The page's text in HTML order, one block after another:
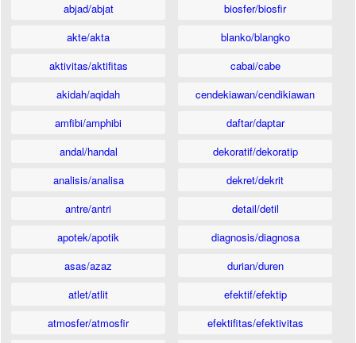
abjad/abjat
akte/akta
aktivitas/aktifitas
akidah/aqidah
amfibi/amphibi
andal/handal
analisis/analisa
antre/antri
apotek/apotik
asas/azaz
atlet/atlit
atmosfer/atmosfir
biosfer/biosfir
blanko/blangko
cabai/cabe
cendekiawan/cendikiawan
daftar/daptar
dekoratif/dekoratip
dekret/dekrit
detail/detil
diagnosis/diagnosa
durian/duren
efektif/efektip
efektifitas/efektivitas